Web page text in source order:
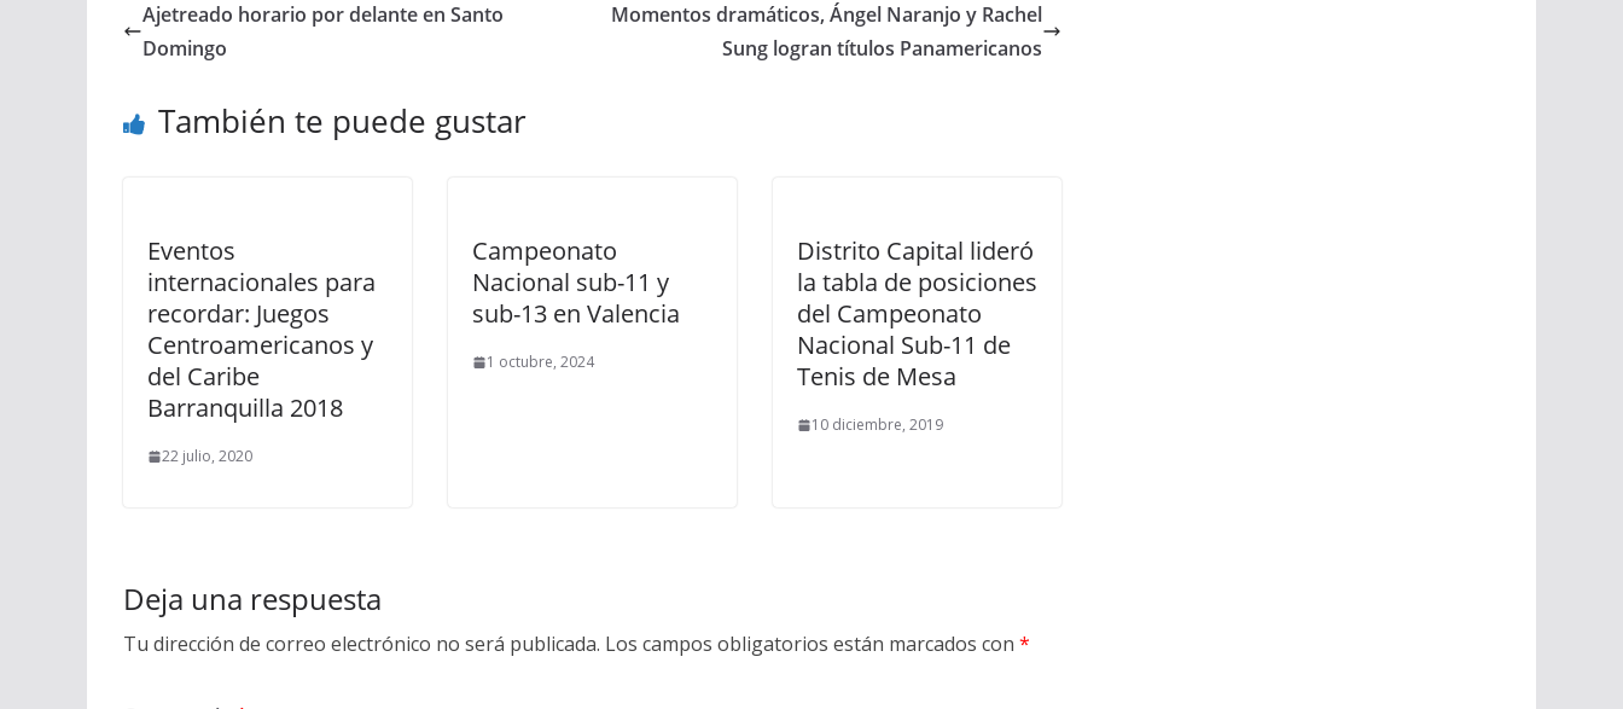
Ajetreado horario por delante en Santo
Domingo
Momentos dramáticos, Ángel Naranjo y Rachel
Sung logran títulos Panamericanos
También te puede gustar
Eventos
internacionales para
recordar: Juegos
Centroamericanos y
del Caribe
Barranquilla 2018
22 julio, 2020
Campeonato
Nacional sub-11 y
sub-13 en Valencia
1 octubre, 2024
Distrito Capital lideró
la tabla de posiciones
del Campeonato
Nacional Sub-11 de
Tenis de Mesa
10 diciembre, 2019
Deja una respuesta
Tu dirección de correo electrónico no será publicada. Los campos obligatorios están marcados con *